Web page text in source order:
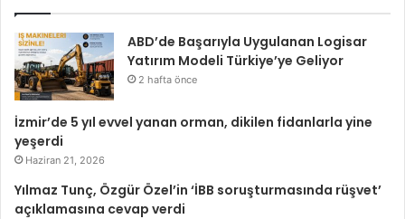
ABD’de Başarıyla Uygulanan Logisar
Yatırım Modeli Türkiye’ye Geliyor
2 hafta önce
İzmir’de 5 yıl evvel yanan orman, dikilen fidanlarla yine
yeşerdi
Haziran 21, 2026
Yılmaz Tunç, Özgür Özel’in ‘İBB soruşturmasında rüşvet’
açıklamasına cevap verdi